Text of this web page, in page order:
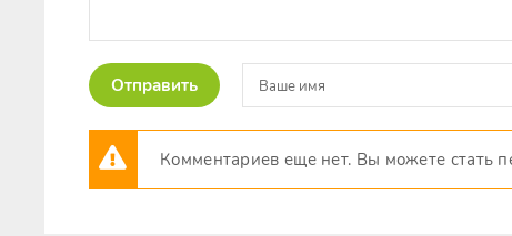
Отправить
Комментариев еще нет. Вы можете стать